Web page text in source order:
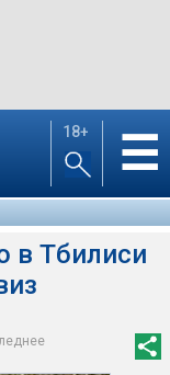
18+ ☰
в Тбилиси